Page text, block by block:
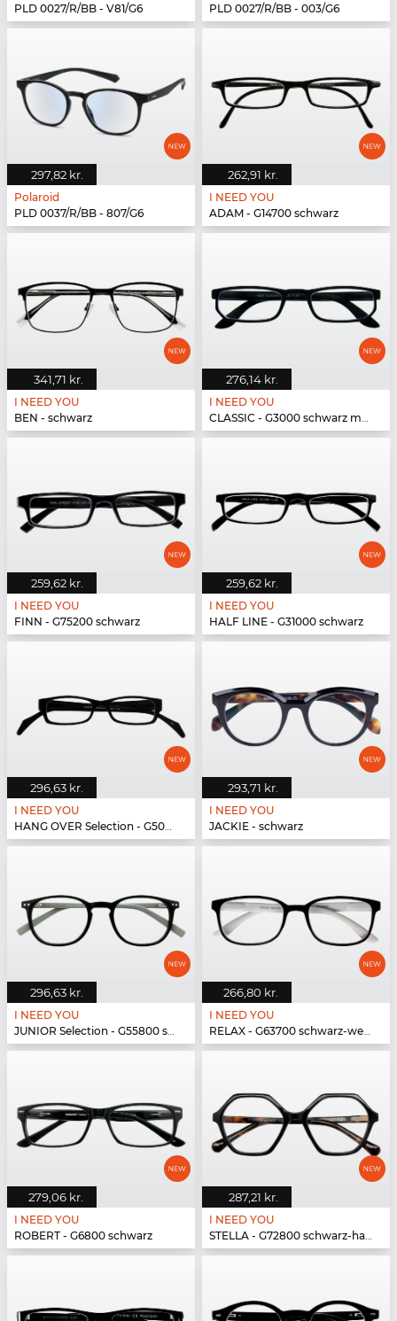
PLD 0027/R/BB - V81/G6
PLD 0027/R/BB - 003/G6
297,82 kr.
Polaroid
PLD 0037/R/BB - 807/G6
262,91 kr.
I NEED YOU
ADAM - G14700 schwarz
341,71 kr.
I NEED YOU
BEN - schwarz
276,14 kr.
I NEED YOU
CLASSIC - G3000 schwarz matt
259,62 kr.
I NEED YOU
FINN - G75200 schwarz
259,62 kr.
I NEED YOU
HALF LINE - G31000 schwarz
296,63 kr.
I NEED YOU
HANG OVER Selection - G50900 schwarz
293,71 kr.
I NEED YOU
JACKIE - schwarz
296,63 kr.
I NEED YOU
JUNIOR Selection - G55800 schwarz-grau
266,80 kr.
I NEED YOU
RELAX - G63700 schwarz-weiß
279,06 kr.
I NEED YOU
ROBERT - G6800 schwarz
287,21 kr.
I NEED YOU
STELLA - G72800 schwarz-havanna